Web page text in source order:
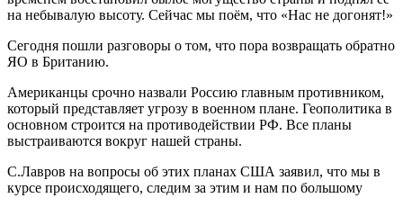
на небывалую высоту. Сейчас мы поём, что «Нас не догонят!»
Сегодня пошли разговоры о том, что пора возвращать обратно
ЯО в Британию.
Американцы срочно назвали Россию главным противником,
который представляет угрозу в военном плане. Геополитика в
основном строится на противодействии РФ. Все планы
выстраиваются вокруг нашей страны.
С.Лавров на вопросы об этих планах США заявил, что мы в
курсе происходящего, следим за этим и нам по большому